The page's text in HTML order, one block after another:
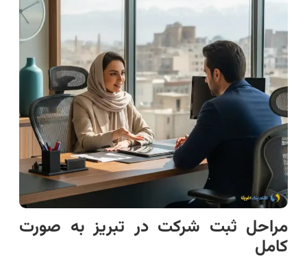
مراحل ثبت شرکت در تبریز به صورت
کامل